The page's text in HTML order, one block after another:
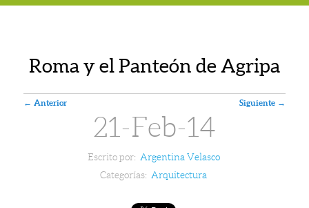
Roma y el Panteón de Agripa
Navegador de artículos
← Anterior Siguiente →
21-Feb-14
Escrito por: Argentina Velasco
Categorías: Arquitectura